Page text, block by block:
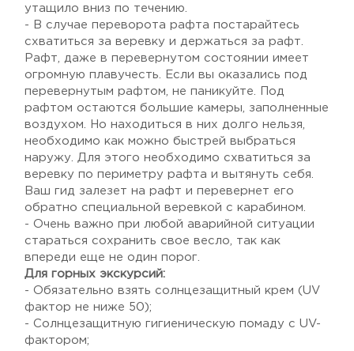
утащило вниз по течению.
- В случае переворота рафта постарайтесь
схватиться за веревку и держаться за рафт.
Рафт, даже в перевернутом состоянии имеет
огромную плавучесть. Если вы оказались под
перевернутым рафтом, не паникуйте. Под
рафтом остаются большие камеры, заполненные
воздухом. Но находиться в них долго нельзя,
необходимо как можно быстрей выбраться
наружу. Для этого необходимо схватиться за
веревку по периметру рафта и вытянуть себя.
Ваш гид залезет на рафт и перевернет его
обратно специальной веревкой с карабином.
- Очень важно при любой аварийной ситуации
стараться сохранить свое весло, так как
впереди еще не один порог.
Для горных экскурсий:
- Обязательно взять солнцезащитный крем (UV
фактор не ниже 50);
- Cолнцезащитную гигиеническую помаду с UV-
фактором;